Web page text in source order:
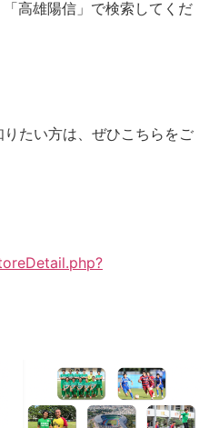
高雄陽信」で検索してくだ
たい方は、ぜひこちらをご